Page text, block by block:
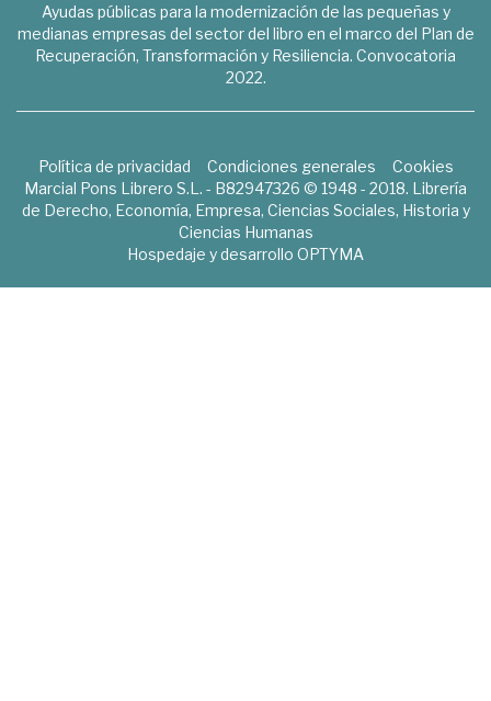
Ayudas públicas para la modernización de las pequeñas y
medianas empresas del sector del libro en el marco del Plan de
Recuperación, Transformación y Resiliencia. Convocatoria
2022.
Política de privacidad Condiciones generales
Cookies
Marcial Pons Librero S.L. - B82947326 © 1948 - 2018. Librería
de Derecho, Economía, Empresa, Ciencias Sociales, Historia y
Ciencias Humanas
Hospedaje y desarrollo OPTYMA